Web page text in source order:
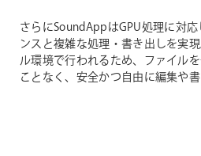
さらにSoundAppはGPU処理に対
ンスと複雑な処理・書き出しを実
ル環境で行われるため、ファイル
ことなく、安全かつ自由に編集や書